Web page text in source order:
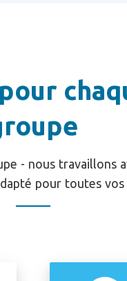
- nous travaillons
pour toutes vos